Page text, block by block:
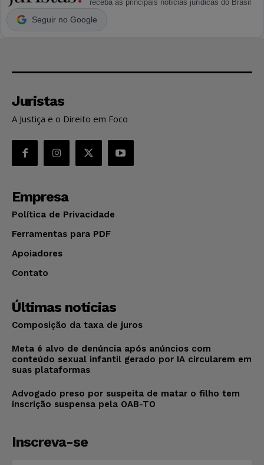
receba as principais notícias jurídicas do Brasil
Seguir no Google
Juristas
A Justiça e o Direito em Foco
Empresa
Política de Privacidade
Ferramentas para PDF
Apoiadores
Contato
Últimas notícias
Composição da taxa de juros
Meta é alvo de denúncia após anúncios com
conteúdo sexual infantil gerado por IA circularem em
suas plataformas
Advogado preso por suspeita de matar o filho tem
inscrição suspensa pela OAB-TO
Inscreva-se